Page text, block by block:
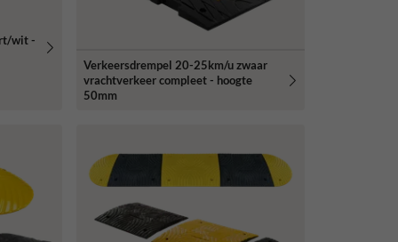
wit -
Verkeersdrempel 20-25km/u zwaar
vrachtverkeer compleet - hoogte
50mm